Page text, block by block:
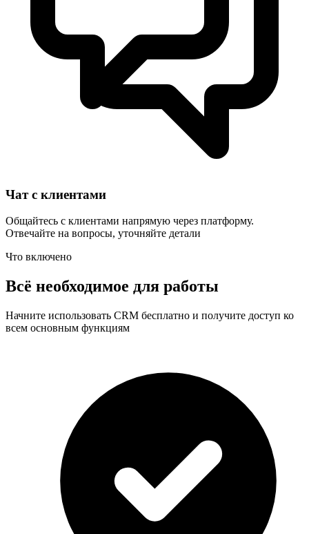
Чат с клиентами
Общайтесь с клиентами напрямую через платформу.
Отвечайте на вопросы, уточняйте детали
Что включено
Всё необходимое для работы
Начните использовать CRM бесплатно и получите доступ ко
всем основным функциям